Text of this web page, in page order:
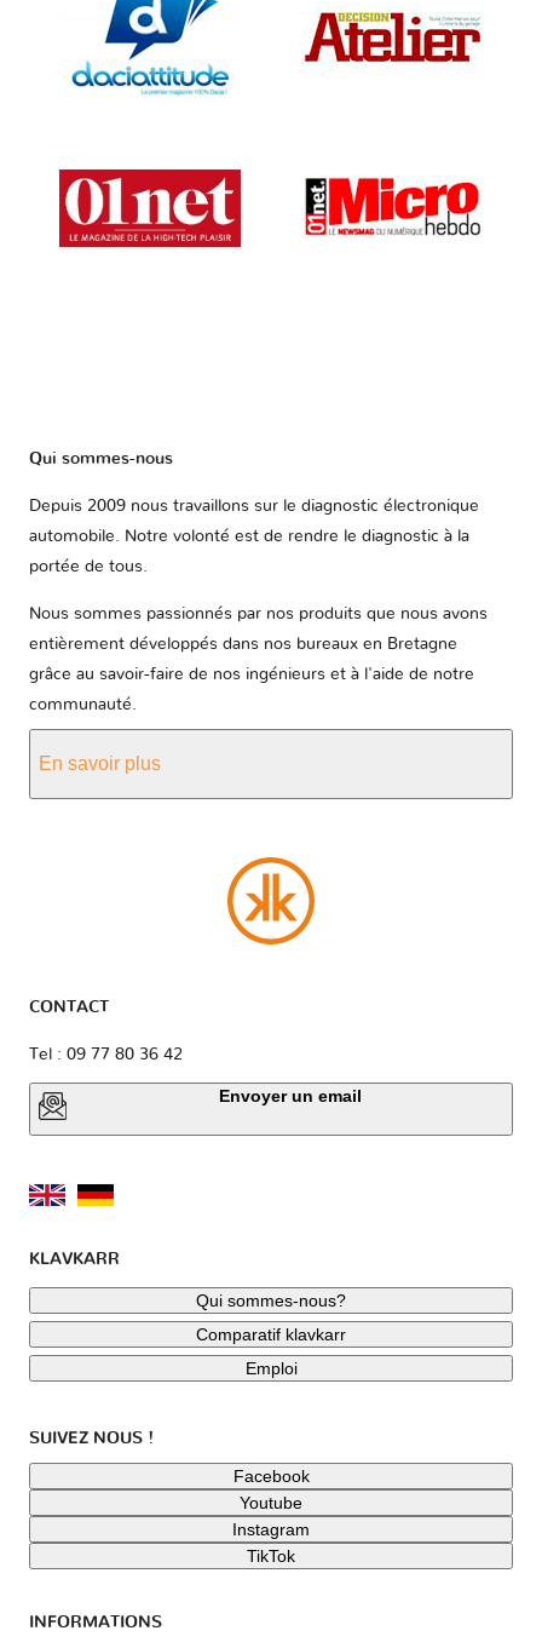
Qui sommes-nous
Depuis 2009 nous travaillons sur le diagnostic électronique
automobile. Notre volonté est de rendre le diagnostic à la
portée de tous.
Nous sommes passionnés par nos produits que nous avons
entièrement développés dans nos bureaux en Bretagne
grâce au savoir-faire de nos ingénieurs et à l'aide de notre
communauté.
En savoir plus
CONTACT
Tel : 09 77 80 36 42
Envoyer un email
KLAVKARR
Qui sommes-nous?
Comparatif klavkarr
Emploi
SUIVEZ NOUS !
Facebook
Youtube
Instagram
TikTok
INFORMATIONS